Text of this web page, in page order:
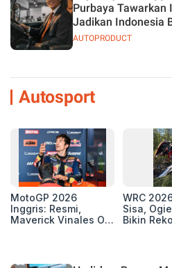
AUTOPRODUCT
Purbaya Tawarkan
Jadikan Indonesia
Autosport
MotoGP 2026
Inggris: Resmi,
Maverick Vinales Out
Selanjutnya Belum
WRC
Sisa,
Bikin